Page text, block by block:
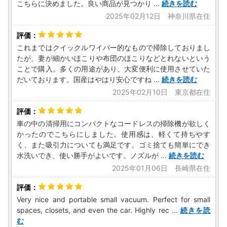
こちらに決めました。良い商品が見つかり ... 続きを読む
2025年02月12日 神奈川県在住
これまではクイックルワイパー的なもので掃除しておりまし
たが、妻が細かいほこりや布団のほこりなどとれないという
ことで購入。多くの用途があり、大変便利に使用させていた
だいております。国産はやはり安心ですね ... 続きを読む
2025年02月10日 東京都在住
車の中の清掃用にコンパクトなコードレスの掃除機が欲しく
かったのでこちらにしました。使用感は、軽くて持ちやす
く、また吸引力についても満足です。ゴミ捨ても簡単にでき
水洗いでき、使い勝手がよいです。ノズルが ... 続きを読む
2025年01月06日 長崎県在住
Very nice and portable small vacuum. Perfect for small
spaces, closets, and even the car. Highly rec ... 続きを読
む